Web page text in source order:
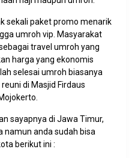
sekali paket promo menarik
umroh vip. Masyarakat
travel umroh yang
harga yang ekonomis
selesai umroh biasanya
di Masjid Firdaus
sayapnya di Jawa Timur,
namun anda sudah bisa
berikut ini :